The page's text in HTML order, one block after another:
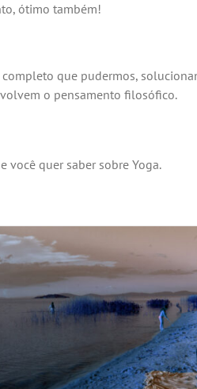
ótimo também!
que pudermos,
o pensamento filosófico.
você quer saber sobre Yoga.